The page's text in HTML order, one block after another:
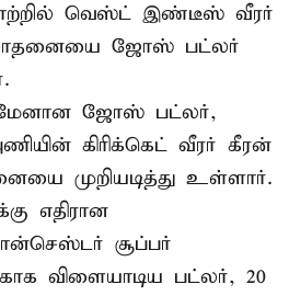
வெஸ்ட் இண்டீஸ் வீரர்
ஜோஸ் பட்லர்
ஜோஸ் பட்லர்,
கிரிக்கெட் வீரர் கீரன்
முறியடித்து உள்ளார்.
எதிரான
சூப்பர்
விளையாடிய பட்லர், 20